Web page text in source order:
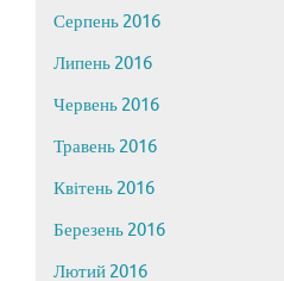
Серпень 2016
Липень 2016
Червень 2016
Травень 2016
Квітень 2016
Березень 2016
Лютий 2016